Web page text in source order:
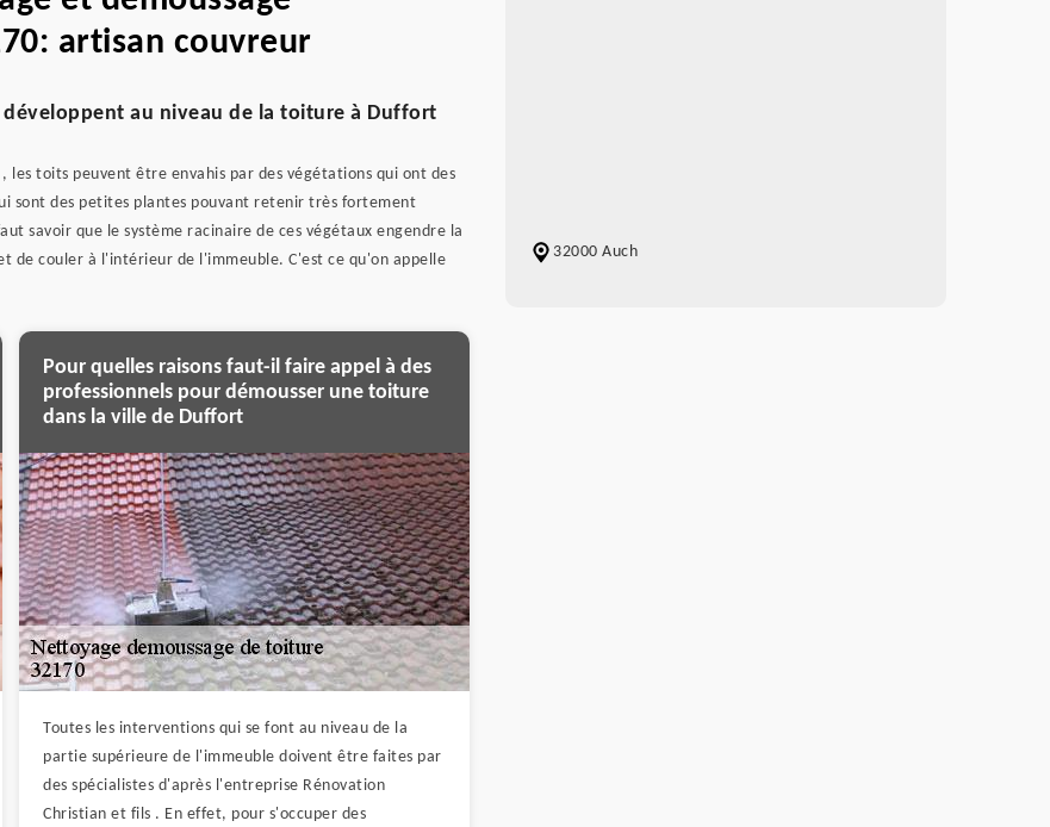
artisan couvreur
développent au niveau de la toiture à Duffort
les toits peuvent être envahis par des végétations qui ont des
sont des petites plantes pouvant retenir très fortement
savoir que le système racinaire de ces végétaux engendre la
couler à l'intérieur de l'immeuble. C'est ce qu'on appelle
Pour quelles raisons faut-il faire appel à des
professionnels pour démousser une toiture
dans la ville de Duffort
Toutes les interventions qui se font au niveau de la
partie supérieure de l'immeuble doivent être faites par
des spécialistes d'après l'entreprise Rénovation
Christian et fils . En effet, pour s'occuper des
32000 Auch